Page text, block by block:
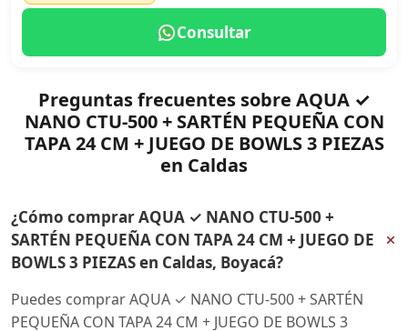
Consultar
Preguntas frecuentes sobre AQUA ✓
NANO CTU-500 + SARTÉN PEQUEÑA CON
TAPA 24 CM + JUEGO DE BOWLS 3 PIEZAS
en Caldas
¿Cómo comprar AQUA ✓ NANO CTU-500 +
SARTÉN PEQUEÑA CON TAPA 24 CM + JUEGO DE
BOWLS 3 PIEZAS en Caldas, Boyacá?
+
Puedes comprar AQUA ✓ NANO CTU-500 + SARTÉN
PEQUEÑA CON TAPA 24 CM + JUEGO DE BOWLS 3